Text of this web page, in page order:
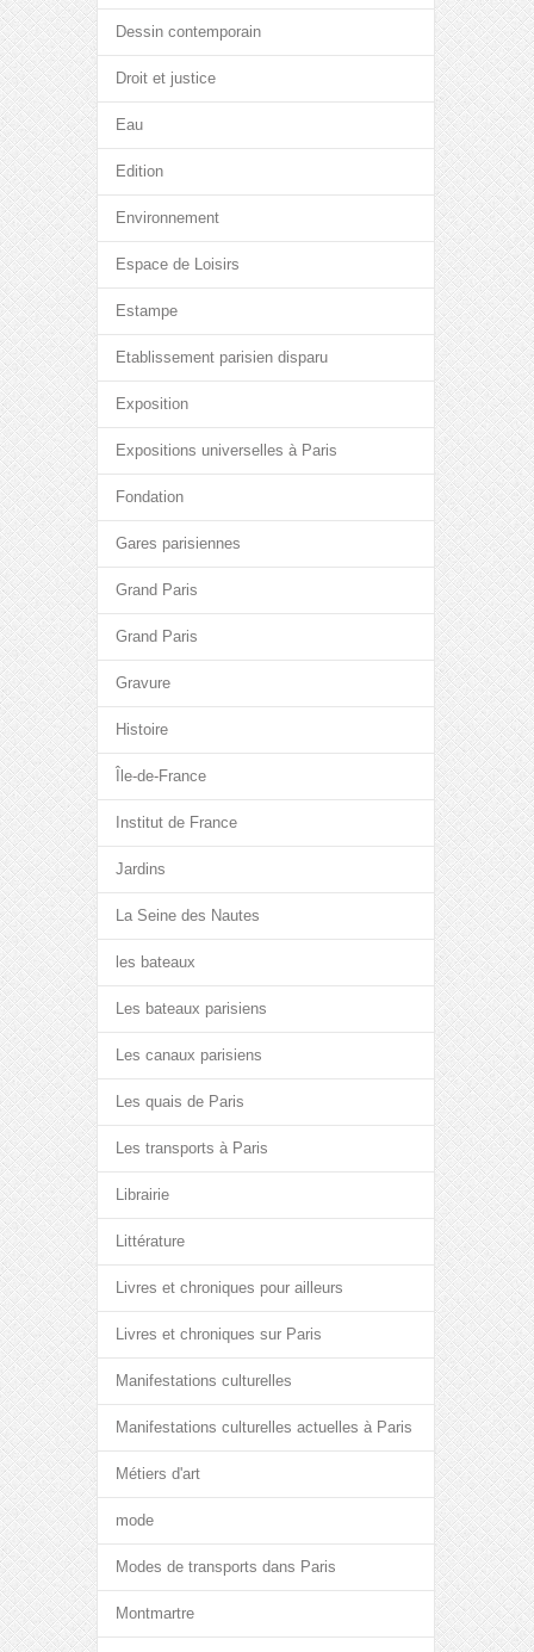
Dessin contemporain
Droit et justice
Eau
Edition
Environnement
Espace de Loisirs
Estampe
Etablissement parisien disparu
Exposition
Expositions universelles à Paris
Fondation
Gares parisiennes
Grand Paris
Grand Paris
Gravure
Histoire
Île-de-France
Institut de France
Jardins
La Seine des Nautes
les bateaux
Les bateaux parisiens
Les canaux parisiens
Les quais de Paris
Les transports à Paris
Librairie
Littérature
Livres et chroniques pour ailleurs
Livres et chroniques sur Paris
Manifestations culturelles
Manifestations culturelles actuelles à Paris
Métiers d'art
mode
Modes de transports dans Paris
Montmartre